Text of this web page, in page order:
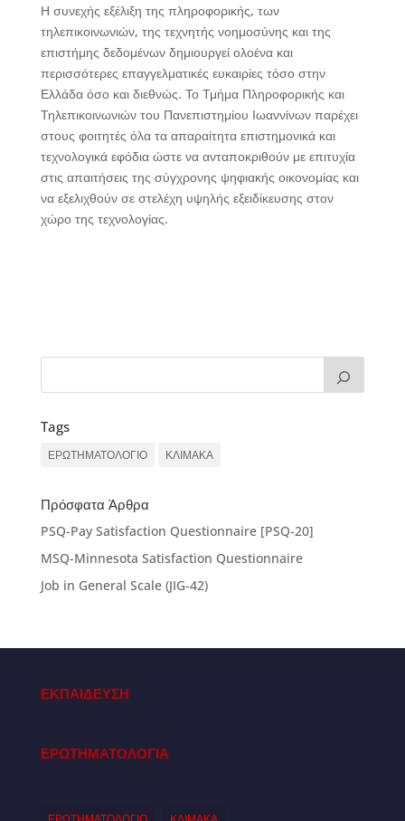
Η συνεχής εξέλιξη της πληροφορικής, των
τηλεπικοινωνιών, της τεχνητής νοημοσύνης και της
επιστήμης δεδομένων δημιουργεί ολοένα και
περισσότερες επαγγελματικές ευκαιρίες τόσο στην
Ελλάδα όσο και διεθνώς. Το Τμήμα Πληροφορικής και
Τηλεπικοινωνιών του Πανεπιστημίου Ιωαννίνων παρέχει
στους φοιτητές όλα τα απαραίτητα επιστημονικά και
τεχνολογικά εφόδια ώστε να ανταποκριθούν με επιτυχία
στις απαιτήσεις της σύγχρονης ψηφιακής οικονομίας και
να εξελιχθούν σε στελέχη υψηλής εξειδίκευσης στον
χώρο της τεχνολογίας.
Tags
ΕΡΩΤΗΜΑΤΟΛΟΓΙΟ ΚΛΙΜΑΚΑ
Πρόσφατα Άρθρα
PSQ-Pay Satisfaction Questionnaire [PSQ-20]
MSQ-Minnesota Satisfaction Questionnaire
Job in General Scale (JIG-42)
ΕΚΠΑΙΔΕΥΣΗ
ΕΡΩΤΗΜΑΤΟΛΟΓΙΑ